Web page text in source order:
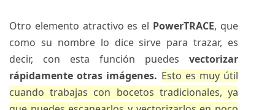
Otro elemento atractivo es el PowerTRACE, que
como su nombre lo dice sirve para trazar, es
decir, con esta función puedes vectorizar
rápidamente otras imágenes. Esto es muy útil
cuando trabajas con bocetos tradicionales, ya